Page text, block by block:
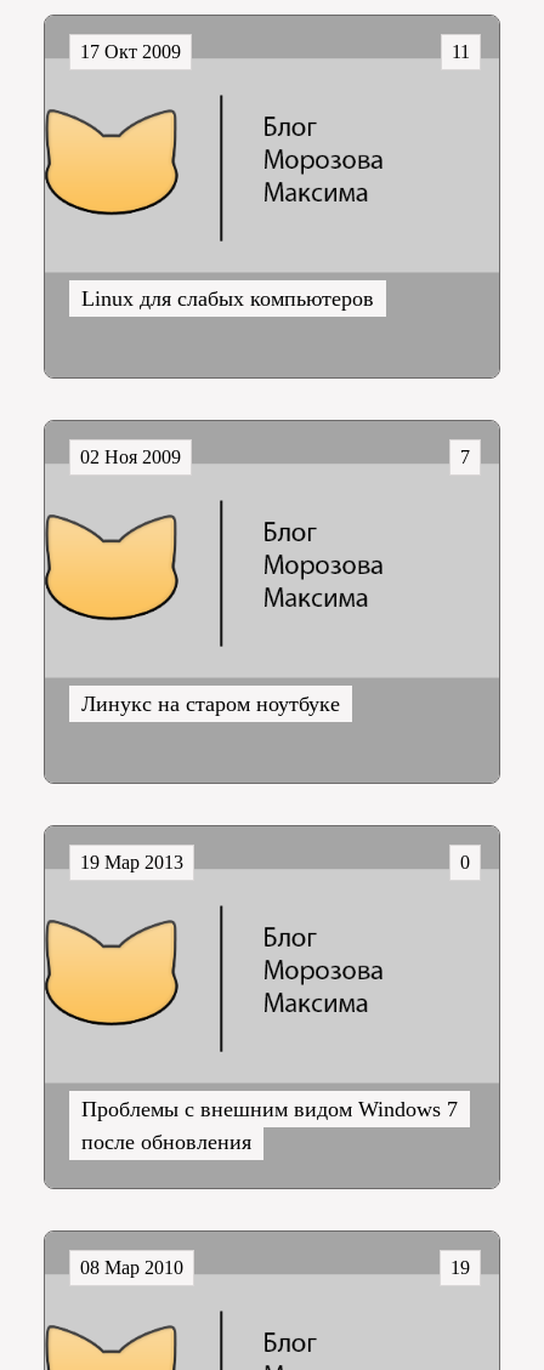
Linux для слабых компьютеров
11
17 Окт 2009
Линукс на старом ноутбуке
7
02 Ноя 2009
Проблемы с внешним видом Windows 7
после обновления
0
19 Мар 2013
19
08 Мар 2010